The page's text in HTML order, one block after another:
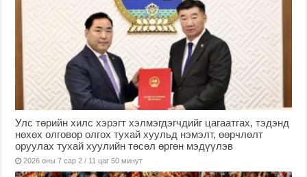
Улс төрийн хилс хэрэгт хэлмэгдэгчдийг цагаатгах, тэдэнд
нөхөх олговор олгох тухай хуульд нэмэлт, өөрчлөлт
оруулах тухай хуулийн төсөл өргөн мэдүүлэв
2026 оны 7 сар 2 / 11 цаг 50 минут